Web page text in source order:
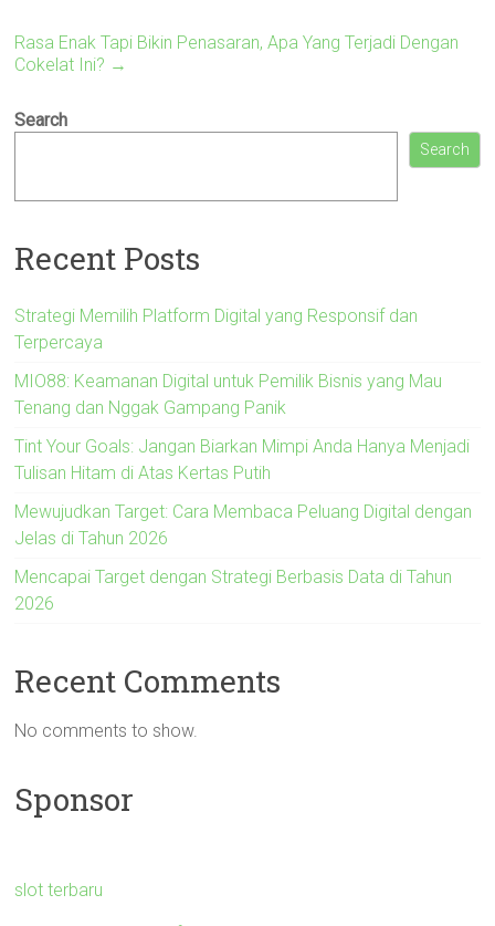
Rasa Enak Tapi Bikin Penasaran, Apa Yang Terjadi Dengan
Cokelat Ini? →
Search
Search
Recent Posts
Strategi Memilih Platform Digital yang Responsif dan
Terpercaya
MIO88: Keamanan Digital untuk Pemilik Bisnis yang Mau
Tenang dan Nggak Gampang Panik
Tint Your Goals: Jangan Biarkan Mimpi Anda Hanya Menjadi
Tulisan Hitam di Atas Kertas Putih
Mewujudkan Target: Cara Membaca Peluang Digital dengan
Jelas di Tahun 2026
Mencapai Target dengan Strategi Berbasis Data di Tahun
2026
Recent Comments
No comments to show.
Sponsor
slot terbaru